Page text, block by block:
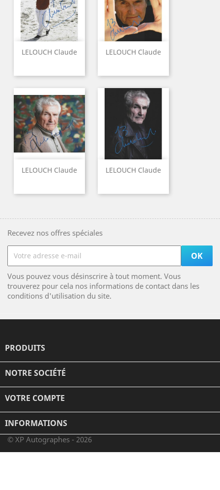
LELOUCH Claude LELOUCH Claude
LELOUCH Claude LELOUCH Claude
Recevez nos offres spéciales
Vous pouvez vous désinscrire à tout moment. Vous
trouverez pour cela nos informations de contact dans les
conditions d'utilisation du site.
PRODUITS
NOTRE SOCIÉTÉ
VOTRE COMPTE
INFORMATIONS
© XP Autographes - 2026